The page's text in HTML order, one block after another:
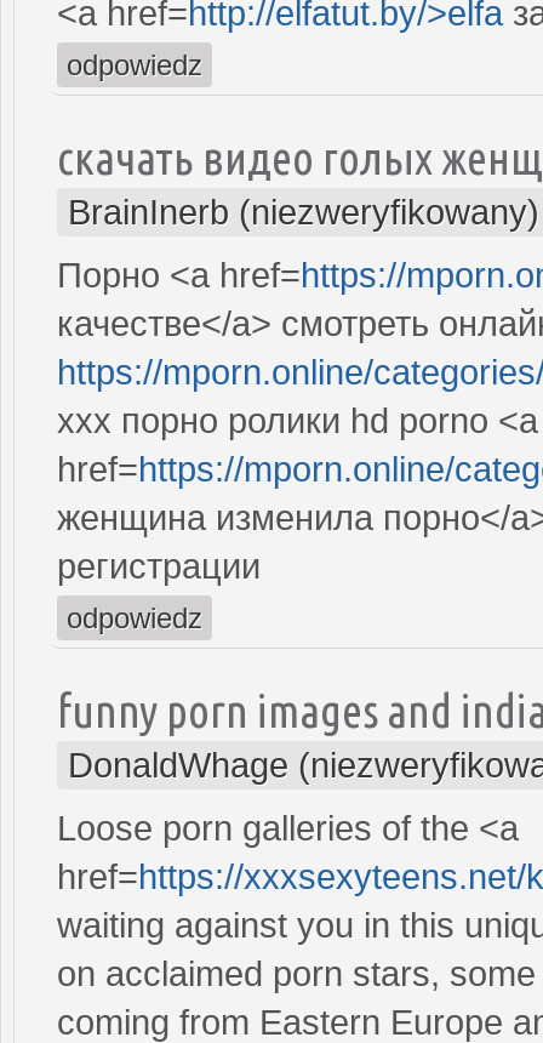
<a href=http://elfatut.by/>elfa
odpowiedz
скачать видео голых
BrainInerb (niezweryfikowany)
Порно <a href=https://
качестве</a> смотреть
https://mporn.online/
ххх порно ролики hd porno <a
href=https://mporn.online/
женщина изменила порно</
регистрации
odpowiedz
funny porn images and
DonaldWhage
Loose porn galleries of the <a
href=https://xxxsexyteens.net/
waiting against you in this
on acclaimed porn stars,
coming from Eastern Europe